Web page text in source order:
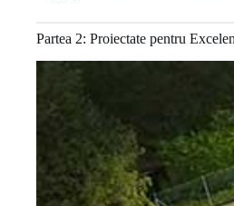
Partea 2: Proiectate pentru